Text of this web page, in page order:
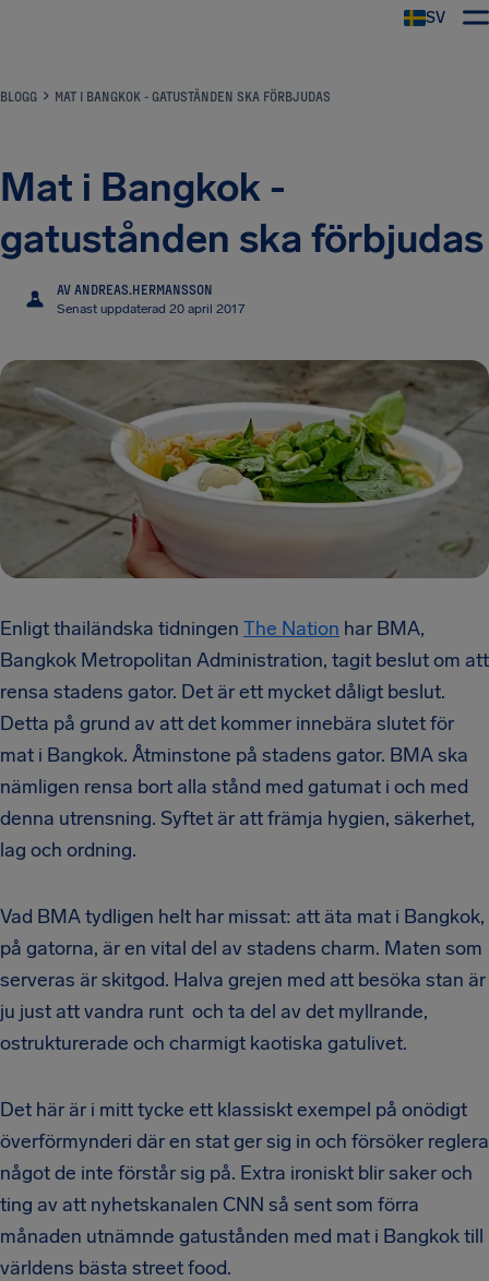
SV
BLOGG MAT I BANGKOK - GATUSTÅNDEN SKA FÖRBJUDAS
Mat i Bangkok -
gatustånden ska förbjudas
A
AV ANDREAS.HERMANSSON
Senast uppdaterad 20 april 2017
Enligt thailändska tidningen The Nation har BMA,
Bangkok Metropolitan Administration, tagit beslut om att
rensa stadens gator. Det är ett mycket dåligt beslut.
Detta på grund av att det kommer innebära slutet för
mat i Bangkok. Åtminstone på stadens gator. BMA ska
nämligen rensa bort alla stånd med gatumat i och med
denna utrensning. Syftet är att främja hygien, säkerhet,
lag och ordning.
Vad BMA tydligen helt har missat: att äta mat i Bangkok,
på gatorna, är en vital del av stadens charm. Maten som
serveras är skitgod. Halva grejen med att besöka stan är
ju just att vandra runt och ta del av det myllrande,
ostrukturerade och charmigt kaotiska gatulivet.
Det här är i mitt tycke ett klassiskt exempel på onödigt
överförmynderi där en stat ger sig in och försöker reglera
något de inte förstår sig på. Extra ironiskt blir saker och
ting av att nyhetskanalen CNN så sent som förra
månaden utnämnde gatustånden med mat i Bangkok till
världens bästa street food.